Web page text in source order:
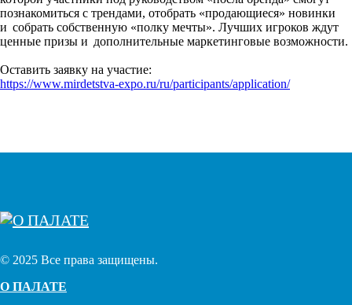
познакомиться с трендами, отобрать «продающиеся» новинки
и собрать собственную «полку мечты». Лучших игроков ждут
ценные призы и дополнительные маркетинговые возможности.
Оставить заявку на участие:
https://www.mirdetstva-expo.ru/ru/participants/application/
© 2025 Все права защищены.
О ПАЛАТЕ